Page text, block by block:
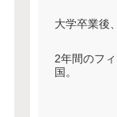
大学卒業後
2年間のフ
国。